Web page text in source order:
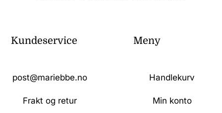
Kundeservice
post@mariebbe.no
Frakt og retur
Meny
Handlekurv
Min konto